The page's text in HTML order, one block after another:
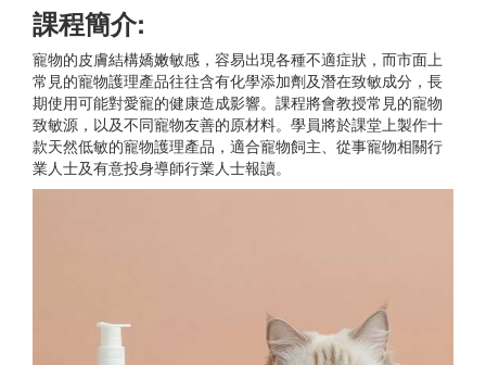
課程簡介:
寵物的皮膚結構嬌嫩敏感，容易出現各種不適症狀，而市面上
常見的寵物護理產品往往含有化學添加劑及潛在致敏成分，長
期使用可能對愛寵的健康造成影響。課程將會教授常見的寵物
致敏源，以及不同寵物友善的原材料。學員將於課堂上製作十
款天然低敏的寵物護理產品，適合寵物飼主、從事寵物相關行
業人士及有意投身導師行業人士報讀。